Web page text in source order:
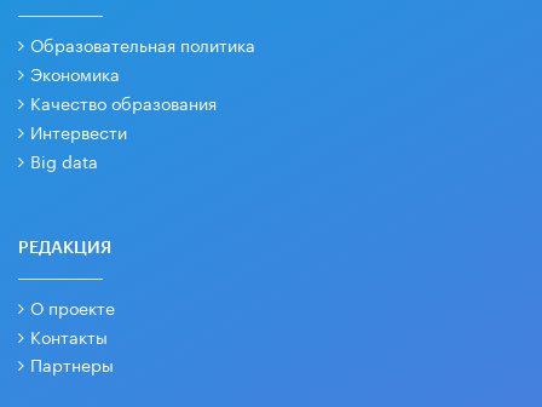
Образовательная политика
Экономика
Качество образования
Интервести
Big data
РЕДАКЦИЯ
О проекте
Контакты
Партнеры